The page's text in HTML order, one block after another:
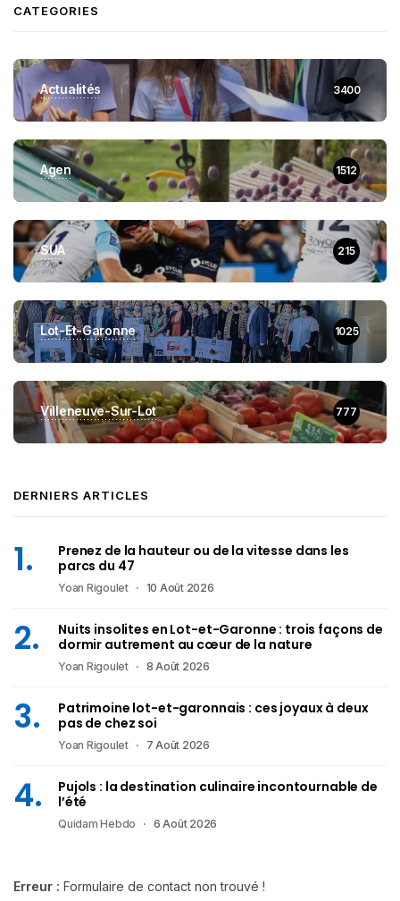
CATEGORIES
Actualités 3400
Agen 1512
SUA 215
Lot-Et-Garonne 1025
Villeneuve-Sur-Lot 777
DERNIERS ARTICLES
Prenez de la hauteur ou de la vitesse dans les
parcs du 47
Yoan Rigoulet 10 Août 2026
Nuits insolites en Lot-et-Garonne : trois façons de
dormir autrement au cœur de la nature
Yoan Rigoulet 8 Août 2026
Patrimoine lot-et-garonnais : ces joyaux à deux
pas de chez soi
Yoan Rigoulet 7 Août 2026
Pujols : la destination culinaire incontournable de
l’été
Quidam Hebdo 6 Août 2026
Erreur : Formulaire de contact non trouvé !